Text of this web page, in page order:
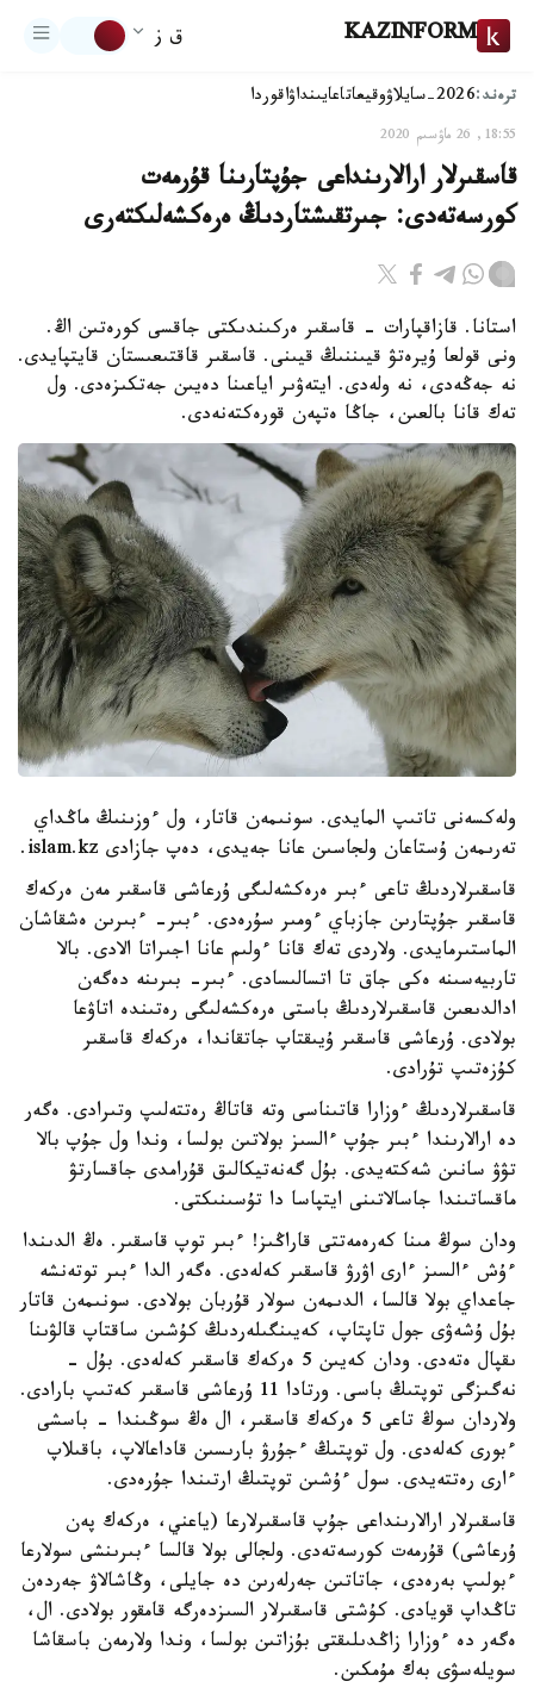
KAZINFORM ق ز
ترەند:2026-سايلاۋ وقيعاتاعايىنداۋاقوردا
18:55, 26 ماۋسىم 2020
قاسقىرلار ارالارىنداعى جۇپتارىنا قۇرمەت
كورسەتەدى: جىرتقىشتاردىڭ ەرەكشەلىكتەرى
استانا. قازاقپارات - قاسقىر ەركىندىكتى جاقسى كورەتىن اڭ.
ونى قولعا ۇيرەتۋ قيىننىڭ قيىنى. قاسقىر قاقتىعىستان قايتپايدى.
نە جەڭەدى، نە ولەدى. ايتەۋىر اياعىنا دەيىن جەتكىزەدى. ول
تەك قانا بالعىن، جاڭا ەتپەن قورەكتەنەدى.
ولەكسەنى تاتىپ المايدى. سونىمەن قاتار، ول ءوزىنىڭ ماڭداي
تەرىمەن ۇستاعان ولجاسىن عانا جەيدى، دەپ جازادى islam.kz.
قاسقىرلاردىڭ تاعى ءبىر ەرەكشەلىگى ۇرعاشى قاسقىر مەن ەركەك
قاسقىر جۇپتارىن جازباي ءومىر سۇرەدى. ءبىر- ءبىرىن ەشقاشان
الماستىرمايدى. ولاردى تەك قانا ءولىم عانا اجىراتا الادى. بالا
تاربيەسىنە ەكى جاق تا اتسالىسادى. ءبىر- بىرىنە دەگەن
ادالدىعىن قاسقىرلاردىڭ باستى ەرەكشەلىگى رەتىندە اتاۋعا
بولادى. ۇرعاشى قاسقىر ۇيىقتاپ جاتقاندا، ەركەك قاسقىر
كۇزەتىپ تۇرادى.
قاسقىرلاردىڭ ءوزارا قاتىناسى وتە قاتاڭ رەتتەلىپ وتىرادى. ەگەر
دە ارالارىندا ءبىر جۇپ ءالسىز بولاتىن بولسا، وندا ول جۇپ بالا
تۋۋ سانىن شەكتەيدى. بۇل گەنەتيكالىق قۇرامدى جاقسارتۋ
ماقساتىندا جاسالاتىنى ايتپاسا دا تۇسىنىكتى.
ودان سوڭ مىنا كەرەمەتتى قاراڭىز! ءبىر توپ قاسقىر. ەڭ الدىندا
ءۇش ءالسىز ءارى اۋرۋ قاسقىر كەلەدى. ەگەر الدا ءبىر توتەنشە
جاعداي بولا قالسا، الدىمەن سولار قۇربان بولادى. سونىمەن قاتار
بۇل ۇشەۋى جول تاپتاپ، كەيىنگىلەردىڭ كۇشىن ساقتاپ قالۋىنا
ىقپال ەتەدى. ودان كەيىن 5 ەركەك قاسقىر كەلەدى. بۇل -
نەگىزگى توپتىڭ باسى. ورتادا 11 ۇرعاشى قاسقىر كەتىپ بارادى.
ولاردان سوڭ تاعى 5 ەركەك قاسقىر، ال ەڭ سوڭىندا - باسشى
ءبورى كەلەدى. ول توپتىڭ ءجۇرۋ بارىسىن قاداعالاپ، باقىلاپ
ءارى رەتتەيدى. سول ءۇشىن توپتىڭ ارتىندا جۇرەدى.
قاسقىرلار ارالارىنداعى جۇپ قاسقىرلارعا (ياعني، ەركەك پەن
ۇرعاشى) قۇرمەت كورسەتەدى. ولجالى بولا قالسا ءبىرىنشى سولارعا
ءبولىپ بەرەدى، جاتاتىن جەرلەرىن دە جايلى، وڭاشالاۋ جەردەن
تاڭداپ قويادى. كۇشتى قاسقىرلار السىزدەرگە قامقور بولادى. ال،
ەگەر دە ءوزارا زاڭدىلىقتى بۇزاتىن بولسا، وندا ولارمەن باسقاشا
سويلەسۋى بەك مۇمكىن.